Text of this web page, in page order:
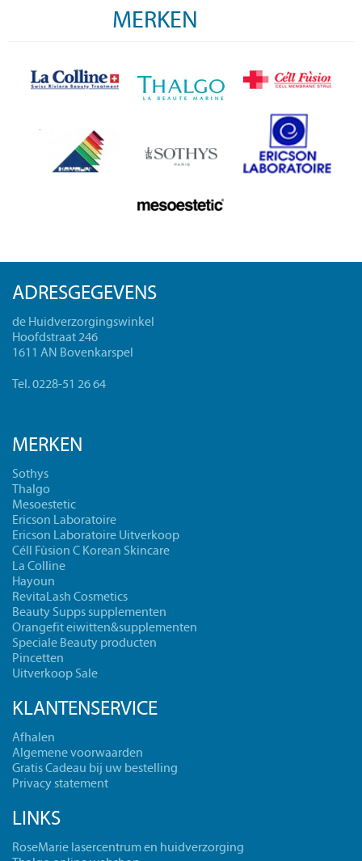
MERKEN
ADRESGEGEVENS
de Huidverzorgingswinkel
Hoofdstraat 246
1611 AN Bovenkarspel
Tel. 0228-51 26 64
MERKEN
Sothys
Thalgo
Mesoestetic
Ericson Laboratoire
Ericson Laboratoire Uitverkoop
Céll Fùsion C Korean Skincare
La Colline
Hayoun
RevitaLash Cosmetics
Beauty Supps supplementen
Orangefit eiwitten&supplementen
Speciale Beauty producten
Pincetten
Uitverkoop Sale
KLANTENSERVICE
Afhalen
Algemene voorwaarden
Gratis Cadeau bij uw bestelling
Privacy statement
LINKS
RoseMarie lasercentrum en huidverzorging